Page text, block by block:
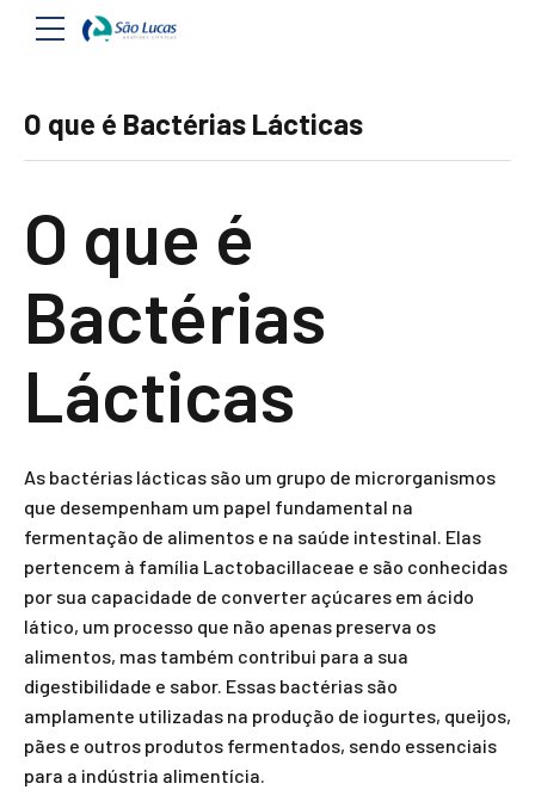
O que é Bactérias Lácticas
O que é
Bactérias
Lácticas
As bactérias lácticas são um grupo de microrganismos
que desempenham um papel fundamental na
fermentação de alimentos e na saúde intestinal. Elas
pertencem à família Lactobacillaceae e são conhecidas
por sua capacidade de converter açúcares em ácido
lático, um processo que não apenas preserva os
alimentos, mas também contribui para a sua
digestibilidade e sabor. Essas bactérias são
amplamente utilizadas na produção de iogurtes, queijos,
pães e outros produtos fermentados, sendo essenciais
para a indústria alimentícia.